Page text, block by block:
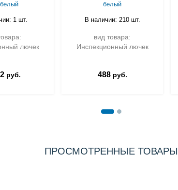
1 шт.
лючек
руб.
белый
В наличии: 210 шт.
вид товара:
Инспекционный лючек
488руб.
ПРОСМОТРЕННЫЕ ТОВАРЫ